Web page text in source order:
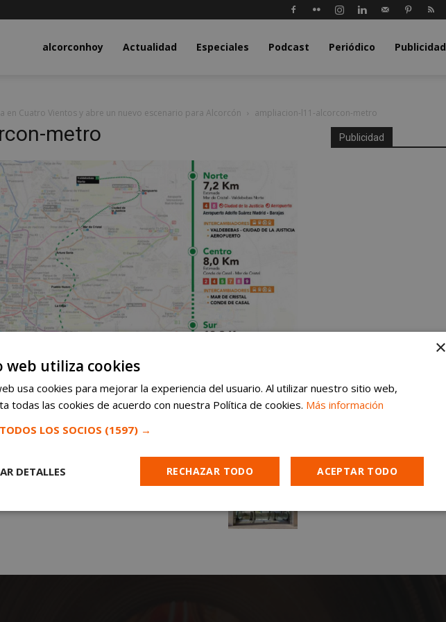
alcorconhoy Actualidad Especiales Podcast Periódico Publicidad
en Cuatro Vientos y abre un nuevo escenario para Alcorcón ampliacion-l11-alcorcon-metro
metro Publicidad
×
web utiliza cookies
usa cookies para mejorar la experiencia del usuario. Al utilizar nuestro sitio web,
todas las cookies de acuerdo con nuestra Política de cookies. Más información
LOS SOCIOS (1597) →
ACEPTAR TODO
RECHAZAR TODO
DETALLES
Cookies de
Cookies de
Cookies de
funcionalidad
Cookies no